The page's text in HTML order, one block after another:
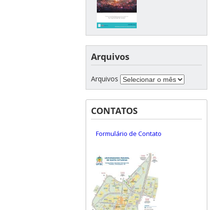
Arquivos
Arquivos
CONTATOS
Formulário de Contato